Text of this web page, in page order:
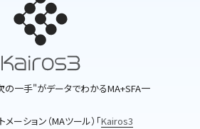
の一手"がデータでわかるMA+SFA一
ーション（MAツール）｢Kairos3